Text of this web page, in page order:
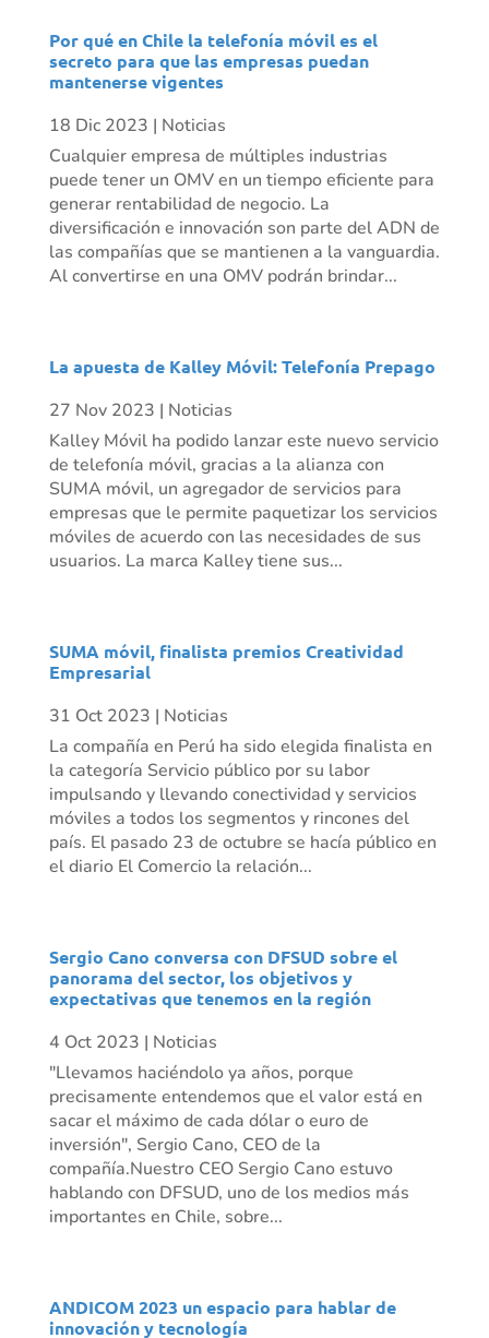
Por qué en Chile la telefonía móvil es el
secreto para que las empresas puedan
mantenerse vigentes
18 Dic 2023 | Noticias
Cualquier empresa de múltiples industrias
puede tener un OMV en un tiempo eficiente para
generar rentabilidad de negocio. La
diversificación e innovación son parte del ADN de
las compañías que se mantienen a la vanguardia.
Al convertirse en una OMV podrán brindar...
La apuesta de Kalley Móvil: Telefonía Prepago
27 Nov 2023 | Noticias
Kalley Móvil ha podido lanzar este nuevo servicio
de telefonía móvil, gracias a la alianza con
SUMA móvil, un agregador de servicios para
empresas que le permite paquetizar los servicios
móviles de acuerdo con las necesidades de sus
usuarios. La marca Kalley tiene sus...
SUMA móvil, finalista premios Creatividad
Empresarial
31 Oct 2023 | Noticias
La compañía en Perú ha sido elegida finalista en
la categoría Servicio público por su labor
impulsando y llevando conectividad y servicios
móviles a todos los segmentos y rincones del
país. El pasado 23 de octubre se hacía público en
el diario El Comercio la relación...
Sergio Cano conversa con DFSUD sobre el
panorama del sector, los objetivos y
expectativas que tenemos en la región
4 Oct 2023 | Noticias
"Llevamos haciéndolo ya años, porque
precisamente entendemos que el valor está en
sacar el máximo de cada dólar o euro de
inversión", Sergio Cano, CEO de la
compañía.Nuestro CEO Sergio Cano estuvo
hablando con DFSUD, uno de los medios más
importantes en Chile, sobre...
ANDICOM 2023 un espacio para hablar de
innovación y tecnología